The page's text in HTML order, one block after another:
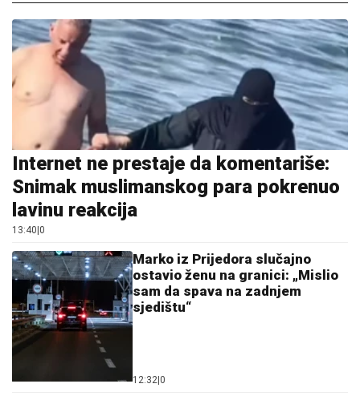
Internet ne prestaje da komentariše:
Snimak muslimanskog para pokrenuo
lavinu reakcija
13:40 0
Marko iz Prijedora slučajno
ostavio ženu na granici: „Mislio
sam da spava na zadnjem
sjedištu“
12:32 0